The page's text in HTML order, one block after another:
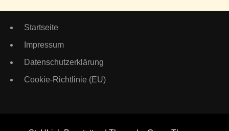
Startseite
Impressum
Datenschutzerklärung
Cookie-Richtlinie (EU)